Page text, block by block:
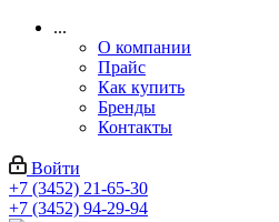
...
О компании
Прайс
Как купить
Бренды
Контакты
Войти
+7 (3452) 21-65-30
+7 (3452) 94-29-94